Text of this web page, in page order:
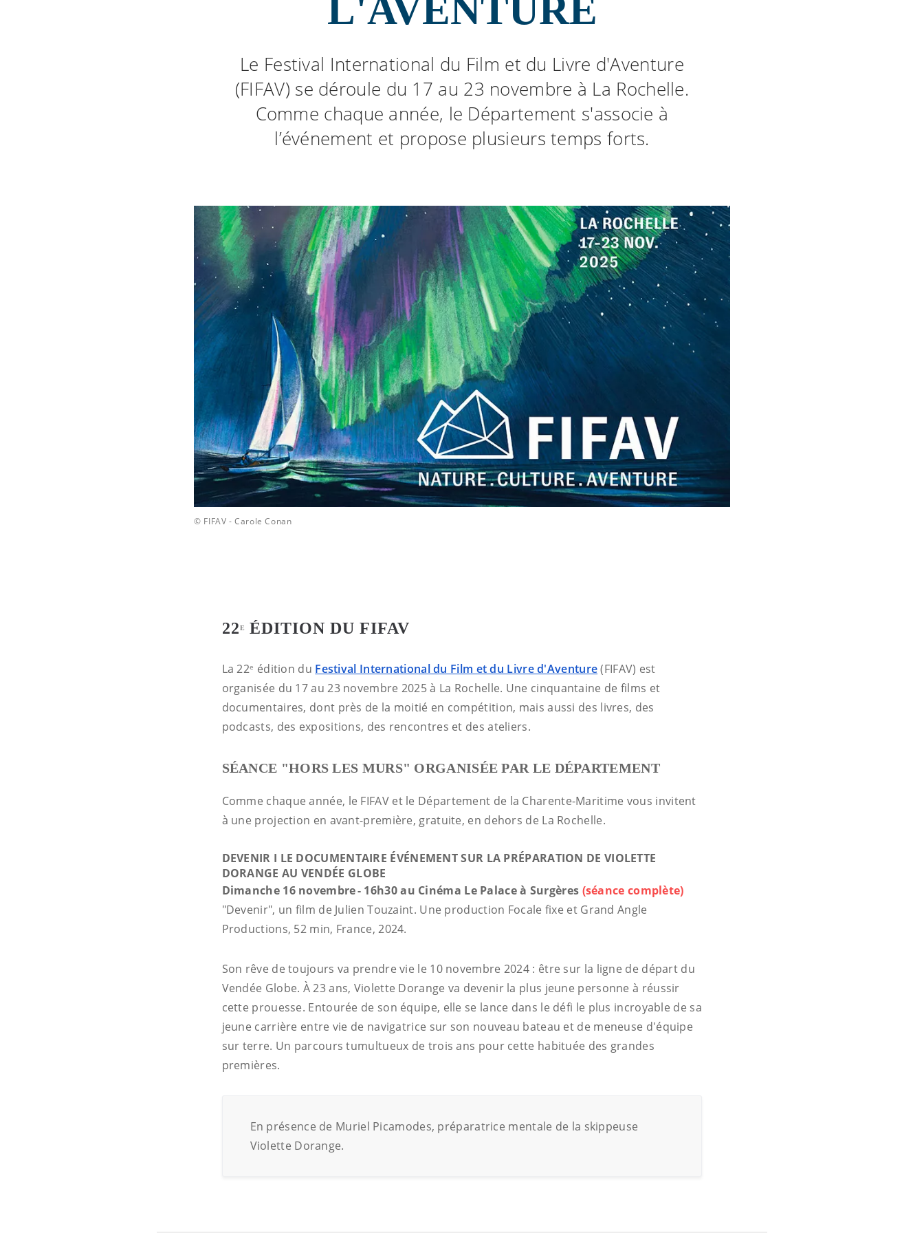
L'AVENTURE
Le Festival International du Film et du Livre d'Aventure
(FIFAV) se déroule du 17 au 23 novembre à La Rochelle.
Comme chaque année, le Département s'associe à
l’événement et propose plusieurs temps forts.
© FIFAV - Carole Conan
22E ÉDITION DU FIFAV
La 22e édition du Festival International du Film et du Livre d'Aventure(FIFAV) est
organisée du 17 au 23 novembre 2025 à La Rochelle. Une cinquantaine de films et
documentaires, dont près de la moitié en compétition, mais aussi des livres, des
podcasts, des expositions, des rencontres et des ateliers.
SÉANCE "HORS LES MURS" ORGANISÉE PAR LE DÉPARTEMENT
Comme chaque année, le FIFAV et le Département de la Charente-Maritime vous invitent
à une projection en avant-première, gratuite, en dehors de La Rochelle.
DEVENIR I LE DOCUMENTAIRE ÉVÉNEMENT SUR LA PRÉPARATION DE VIOLETTE
DORANGE AU VENDÉE GLOBE
Dimanche 16 novembre - 16h30 au Cinéma Le Palace à Surgères (séance complète)
"Devenir", un film de Julien Touzaint. Une production Focale fixe et Grand Angle
Productions, 52 min, France, 2024.
Son rêve de toujours va prendre vie le 10 novembre 2024 : être sur la ligne de départ du
Vendée Globe. À 23 ans, Violette Dorange va devenir la plus jeune personne à réussir
cette prouesse. Entourée de son équipe, elle se lance dans le défi le plus incroyable de sa
jeune carrière entre vie de navigatrice sur son nouveau bateau et de meneuse d'équipe
sur terre. Un parcours tumultueux de trois ans pour cette habituée des grandes
premières.
En présence de Muriel Picamodes, préparatrice mentale de la skippeuse
Violette Dorange.